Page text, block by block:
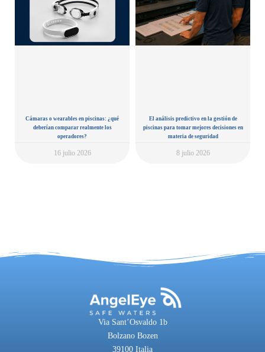
Cámaras o wearables en piscinas: ¿qué
deberían comparar realmente los
operadores?
16 julio 2026
El análisis predictivo en la gestión de
piscinas para tomar mejores decisiones en
materia de seguridad
8 julio 2026
Via Sant’Osvaldo 1b
Bolzano Bozen
39100 Italia